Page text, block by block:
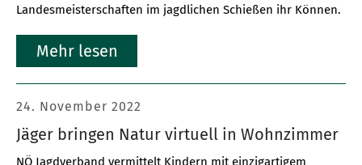
Landesmeisterschaften im jagdlichen Schießen ihr Können.
Mehr lesen
Jäger bringen Natur virtuell in Wohnzimmer
NÖ Jagdverband vermittelt Kindern mit einzigartigem
24. November 2022